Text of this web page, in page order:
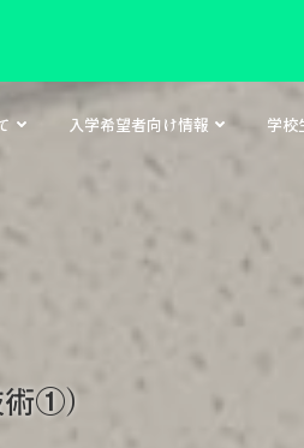
入学希望者向け情報 学校
①）